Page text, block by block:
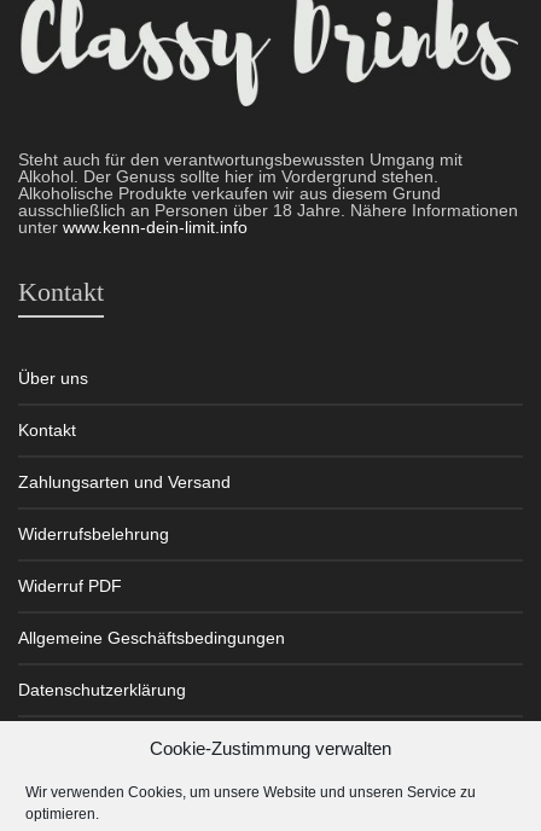
Cookie-Zustimmung verwalten
Wir verwenden Cookies, um unsere Website und unseren Service zu
optimieren.
Steht auch für den verantwortungsbewussten Umgang mit
Alkohol. Der Genuss sollte hier im Vordergrund stehen.
Alkoholische Produkte verkaufen wir aus diesem Grund
ausschließlich an Personen über 18 Jahre. Nähere Informationen
unter www.kenn-dein-limit.info
Kontakt
Über uns
Kontakt
Zahlungsarten und Versand
Widerrufsbelehrung
Widerruf PDF
Allgemeine Geschäftsbedingungen
Datenschutzerklärung
Cookie-Richtlinie (EU)